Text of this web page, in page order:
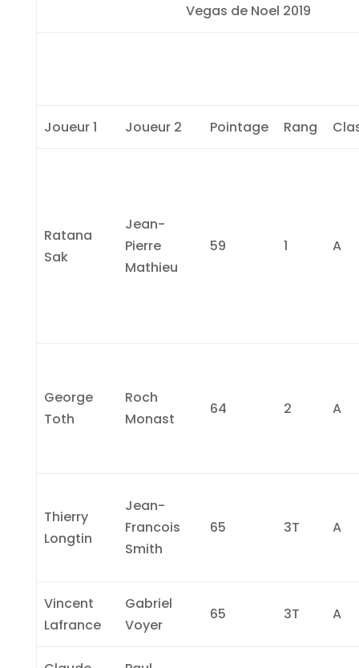
Vegas de Noel 2019
Joueur 1 Joueur 2 Pointage Rang
Ratana
Sak
Jean-
Pierre
Mathieu
59 1 A
George
Toth
Roch
Monast
64 2 A
Thierry
Longtin
Jean-
Francois
Smith
65 3T A
Vincent
Lafrance
Gabriel
Voyer
65 3T A